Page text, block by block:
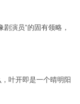
演员”的固有领略，
叶开即是一个晴明阳